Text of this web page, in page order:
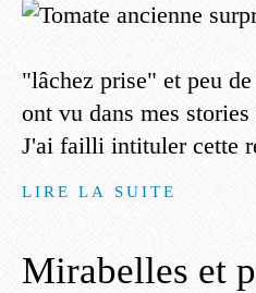
"lâchez prise" et peu
ont vu dans mes
J'ai failli intituler cette
LIRE LA SUITE
Mirabelles et